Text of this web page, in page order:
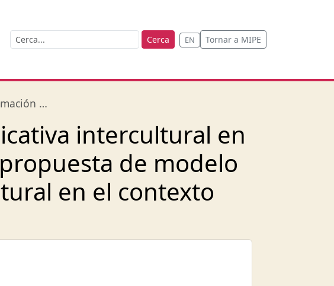
Cerca EN Tornar a MIPE
…
intercultural en
de modelo
en el contexto